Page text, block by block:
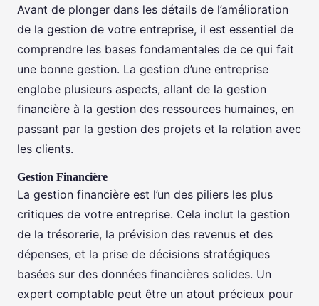
Avant de plonger dans les détails de l’amélioration
de la gestion de votre entreprise, il est essentiel de
comprendre les bases fondamentales de ce qui fait
une bonne gestion. La gestion d’une entreprise
englobe plusieurs aspects, allant de la gestion
financière à la gestion des ressources humaines, en
passant par la gestion des projets et la relation avec
les clients.
Gestion Financière
La gestion financière est l’un des piliers les plus
critiques de votre entreprise. Cela inclut la gestion
de la trésorerie, la prévision des revenus et des
dépenses, et la prise de décisions stratégiques
basées sur des données financières solides. Un
expert comptable peut être un atout précieux pour